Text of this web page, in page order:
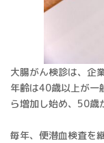
大腸がん検診は、企
年齢は40歳以上が一
ら増加し始め、50歳
毎年、便潜血検査を